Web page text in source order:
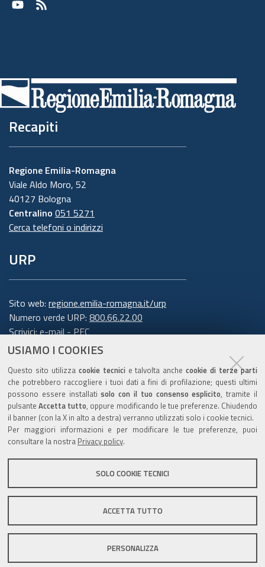
USIAMO I COOKIES
Questo sito utilizza cookie tecnici e talvolta anchecookie di terze parti
che potrebbero raccogliere i tuoi dati a fini di profilazione; questi ultimi
possono essere installatisolo con il tuo consenso esplicito, tramite il
pulsanteAccetta tutto, oppure modificando le tue preferenze. Chiudendo
il banner (con la X in alto a destra) verranno utilizzati solo i cookie tecnici.
Per maggiori informazioni e per modificare le tue preferenze, puoi
consultare la nostra Privacy policy.
SOLO COOKIE TECNICI
ACCETTA TUTTO
PERSONALIZZA
Youtube
RSS
Recapiti
Regione Emilia-Romagna
Viale Aldo Moro, 52
40127 Bologna
Centralino 051 5271
Cerca telefoni o indirizzi
URP
Sito web: regione.emilia-romagna.it/urp
Numero verde URP: 800.66.22.00
Scrivici:e-mail-PEC
Trasparenza
Amministrazione trasparente
Note legali e copyright
Privacy e cookie
Gestisci i cookie
Dichiarazione di accessibilità
C.F. 800.625.903.79